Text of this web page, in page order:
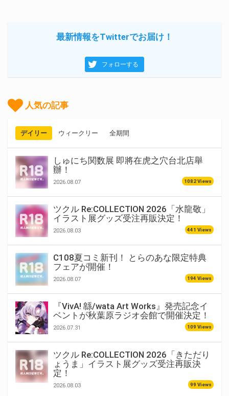
最新情報をTwitterでお届け！
フォローする
人気の記事
デイリー ウィークリー 全期間
しゅにち関数展 即將在虎之穴台北店舉
辦！
2026.08.07 1082 Views
ツクル Re:COLLECTION 2026「水龍敬」
イラスト展グッズ受注再販決定！
2026.08.03 441 Views
C108夏コミ新刊！ とらのあな限定特典
フェアが開催！
2026.08.07 194 Views
『VivA! 緜/wata Art Works』発売記念イ
ベントが秋葉原ラジオ会館で開催決定！
2026.07.31 109 Views
ツクル Re:COLLECTION 2026「きただり
ょうま」イラスト展グッズ受注再販決
定！
2026.08.03 99 Views